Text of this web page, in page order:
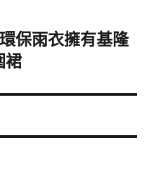
保雨衣擁有基隆
裙